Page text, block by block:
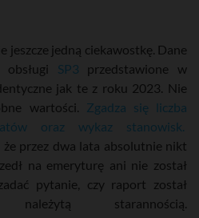
jeszcze jedną ciekawostkę. Dane
SP3 przedstawione w
jak te z roku 2023. Nie
wartości. Zgadza się liczba
oraz wykaz stanowisk.
że przez dwa lata absolutnie nikt
na emeryturę ani nie został
pytanie, czy raport został
starannością.